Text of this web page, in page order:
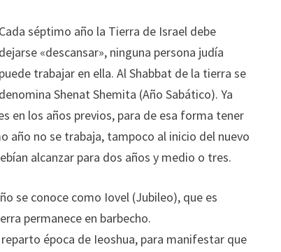
Cada séptimo año la Tierra de Israel debe
dejarse «descansar», ninguna persona judía
puede trabajar en ella. Al Shabbat de la tierra se
denomina Shenat Shemita (Año Sabático). Ya
en los años previos, para de esa forma tener
año no se trabaja, tampoco al inicio del nuevo
alcanzar para dos años y medio o tres.
se conoce como Iovel (Jubileo), que es
permanece en barbecho.
época de Ieoshua, para manifestar que